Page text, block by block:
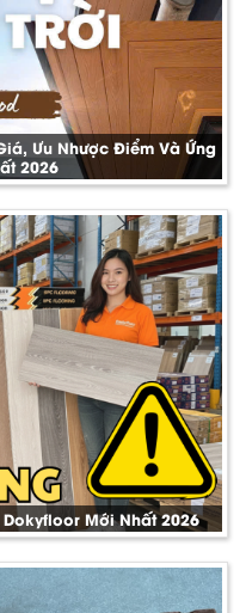
Ưu Nhược Điểm Và Ứng
2026
Mới Nhất 2026